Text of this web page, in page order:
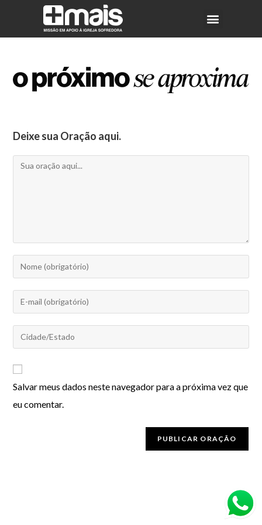
Deixe sua Oração aqui.
Salvar meus dados neste navegador para a próxima vez que
eu comentar.